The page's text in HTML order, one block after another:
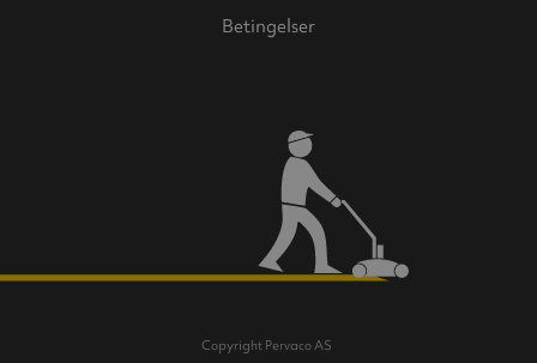
Betingelser
Copyright Pervaco AS